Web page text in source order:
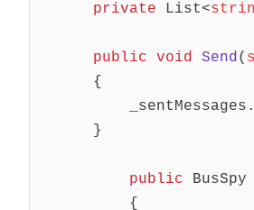
private
List<
public void Send(
{
_sentMessages .
}
public BusSpy
{